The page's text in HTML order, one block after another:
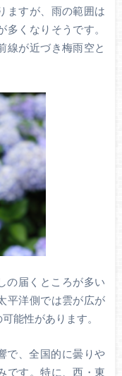
ますが、雨の範囲は
くなりそうです。
線が近づき梅雨空と
の届くところが多い
平洋側では雲が広が
能性があります。
で、全国的に曇りや
です。特に、西・東